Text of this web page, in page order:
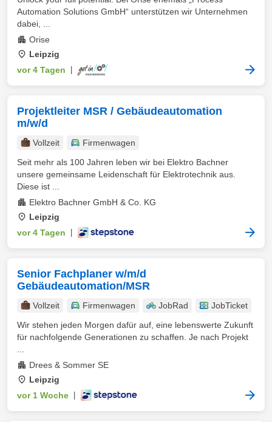
Automation Solutions GmbH“ unterstützen wir Unternehmen
dabei, ...
Orise
Leipzig
vor 4 Tagen
Projektleiter MSR / Gebäudeautomation
m/w/d
Vollzeit
Firmenwagen
Seit mehr als 100 Jahren leben wir bei Elektro Bachner
unsere gemeinsame Leidenschaft für Elektrotechnik aus.
Diese ist ...
Elektro Bachner GmbH & Co. KG
Leipzig
vor 4 Tagen
Senior Fachplaner w/m/d
Gebäudeautomation/MSR
Vollzeit Firmenwagen JobRad
JobTicket
Wir stehen jeden Morgen dafür auf, eine lebenswerte Zukunft
für nachfolgende Generationen zu schaffen. Je nach Projekt
Drees & Sommer SE
Leipzig
vor 1 Woche